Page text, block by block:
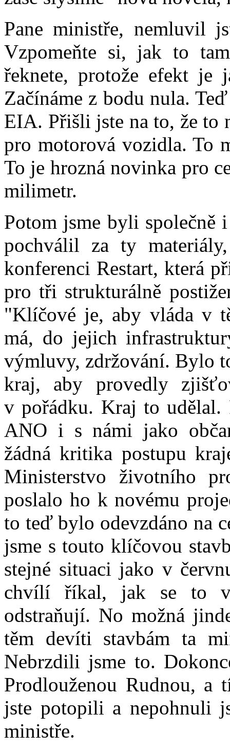
Pane ministře, nemluvil
Vzpomeňte si, jak to
řeknete, protože efekt je
Začínáme z bodu nula.
EIA. Přišli jste na to, že to
pro motorová vozidla. To
To je hrozná novinka pro
milimetr.
Potom jsme byli společně
pochválil za ty
konferenci Restart, která
pro tři strukturálně
"Klíčové je, aby vláda v
má, do jejich
výmluvy, zdržování. Bylo
kraj, aby provedly
v pořádku. Kraj to udělal.
ANO i s námi jako
žádná kritika postupu
Ministerstvo životního
poslalo ho k novému
to teď bylo odevzdáno na
jsme s touto klíčovou
stejné situaci jako v
chvílí říkal, jak se to
odstraňují. No možná
těm devíti stavbám ta
Nebrzdili jsme to.
Prodlouženou Rudnou, a
jste potopili a nepohnuli
ministře.